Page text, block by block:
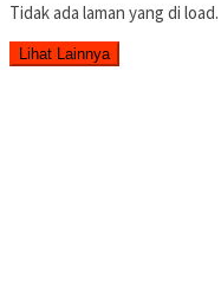
Tidak ada laman yang di load.
Lihat Lainnya